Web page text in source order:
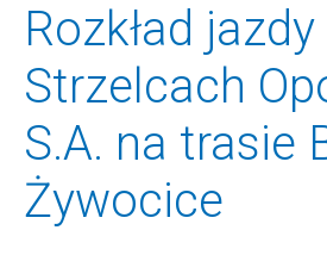
Rozkład
Strzelcach
S.A. na trasie
Żywocice